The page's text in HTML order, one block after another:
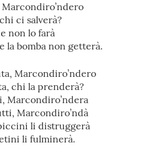
Marcondiro’ndero
ci salverà?
non lo farà
la bomba non getterà.
Marcondiro’ndero
chi la prenderà?
Marcondiro’ndera
Marcondiro’ndà
li distruggerà
li fulminerà.